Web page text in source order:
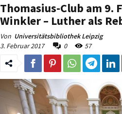
Thomasius-Club am 9.
Winkler – Luther als
Von Universitätsbibliothek Leipzig
3. Februar 2017
0 57